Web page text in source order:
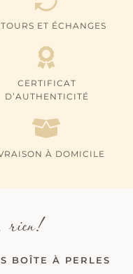
ET ÉCHANGES
CERTIFICAT
D’AUTHENTICITÉ
À DOMICILE
rien!
BOÎTE À PERLES